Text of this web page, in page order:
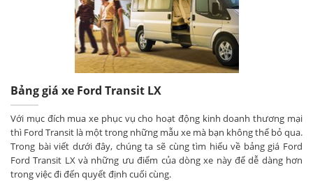
Bảng giá xe Ford Transit LX
Với mục đích mua xe phục vụ cho hoạt động kinh doanh thương mại
thì Ford Transit là một trong những mẫu xe mà bạn không thể bỏ qua.
Trong bài viết dưới đây, chúng ta sẽ cùng tìm hiểu về bảng giá Ford
Ford Transit LX và những ưu điểm của dòng xe này để dễ dàng hơn
trong việc đi đến quyết định cuối cùng.